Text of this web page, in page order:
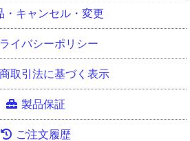
・キャンセル・変更
イバシーポリシー
取引法に基づく表示
製品保証
ご注文履歴